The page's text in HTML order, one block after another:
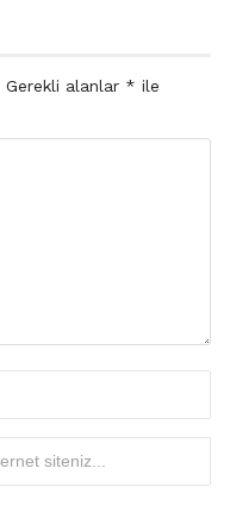
Gerekli alanlar * ile